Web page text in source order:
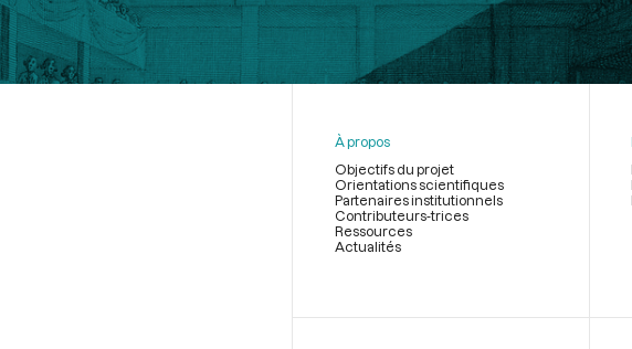
À propos
Objectifs du projet
Orientations scientifiques
Partenaires institutionnels
Contributeurs-trices
Ressources
Actualités